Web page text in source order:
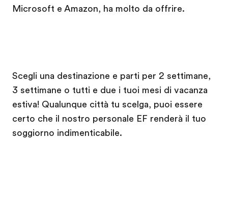
Microsoft e Amazon, ha molto da offrire.
Scegli una destinazione e parti per 2 settimane,
3 settimane o tutti e due i tuoi mesi di vacanza
estiva! Qualunque città tu scelga, puoi essere
certo che il nostro personale EF renderà il tuo
soggiorno indimenticabile.